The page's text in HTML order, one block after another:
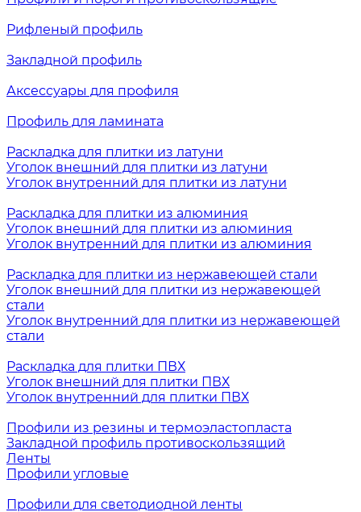
Рифленый профиль
Закладной профиль
Аксессуары для профиля
Профиль для ламината
Раскладка для плитки из латуни
Уголок внешний для плитки из латуни
Уголок внутренний для плитки из латуни
Раскладка для плитки из алюминия
Уголок внешний для плитки из алюминия
Уголок внутренний для плитки из алюминия
Раскладка для плитки из нержавеющей стали
Уголок внешний для плитки из нержавеющей
стали
Уголок внутренний для плитки из нержавеющей
стали
Раскладка для плитки ПВХ
Уголок внешний для плитки ПВХ
Уголок внутренний для плитки ПВХ
Профили из резины и термоэластопласта
Закладной профиль противоскользящий
Ленты
Профили угловые
Профили для светодиодной ленты